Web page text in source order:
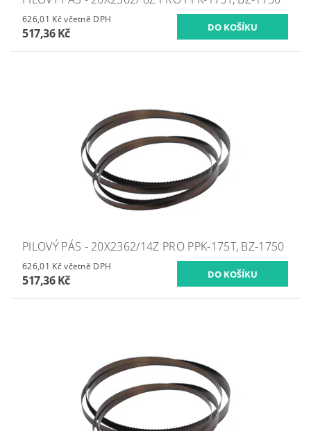
626,01 Kč včetně DPH
517,36 Kč
PILOVÝ PÁS - 20X2362/14Z PRO PPK-175T, BZ-1750
626,01 Kč včetně DPH
517,36 Kč